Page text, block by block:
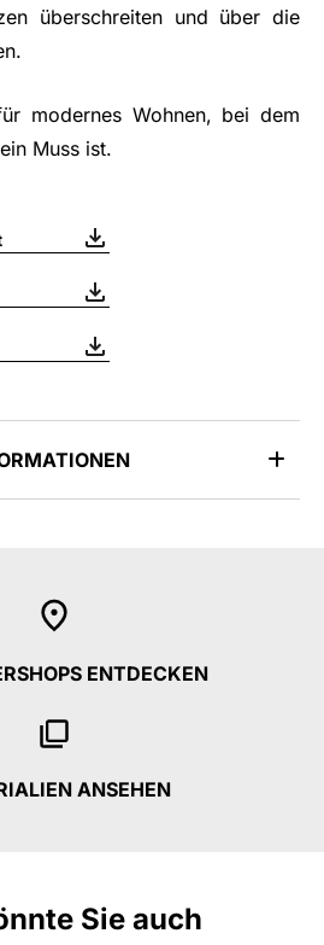
überschreiten und über die
modernes Wohnen, bei dem
Muss ist.
ENTDECKEN
ANSEHEN
Sie auch